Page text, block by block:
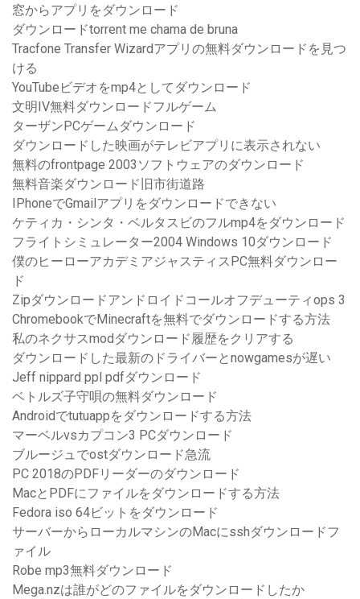
窓からアプリをダウンロード
ダウンロードtorrent me chama de bruna
Tracfone Transfer Wizardアプリの無料ダウンロードを見つ
ける
YouTubeビデオをmp4としてダウンロード
文明IV無料ダウンロードフルゲーム
ターザンPCゲームダウンロード
ダウンロードした映画がテレビアプリに表示されない
無料のfrontpage 2003ソフトウェアのダウンロード
無料音楽ダウンロード旧市街道路
IPhoneでGmailアプリをダウンロードできない
ケティカ・シンタ・ベルタスビのフルmp4をダウンロード
フライトシミュレーター2004 Windows 10ダウンロード
僕のヒーローアカデミアジャスティスPC無料ダウンロー
ド
Zipダウンロードアンドロイドコールオフデューティops 3
ChromebookでMinecraftを無料でダウンロードする方法
私のネクサスmodダウンロード履歴をクリアする
ダウンロードした最新のドライバーとnowgamesが遅い
Jeff nippard ppl pdfダウンロード
ベトルズ子守唄の無料ダウンロード
Androidでtutuappをダウンロードする方法
マーベルvsカプコン3 PCダウンロード
ブルージュでostダウンロード急流
PC 2018のPDFリーダーのダウンロード
MacとPDFにファイルをダウンロードする方法
Fedora iso 64ビットをダウンロード
サーバーからローカルマシンのMacにsshダウンロードフ
ァイル
Robe mp3無料ダウンロード
Mega.nzは誰がどのファイルをダウンロードしたか